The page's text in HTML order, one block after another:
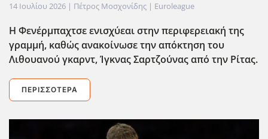
14 Ιουλίου 2026 | Πέτρος Μοσχονίδης | Euroleague
Η Φενέρμπαχτσε ενισχύεαι στην περιφερειακή της
γραμμή, καθώς ανακοίνωσε την απόκτηση του
Λιθουανού γκαρντ, Ίγκνας Σαρτζούνας από την Ρίτας.
ΠΕΡΙΣΣΌΤΕΡΑ